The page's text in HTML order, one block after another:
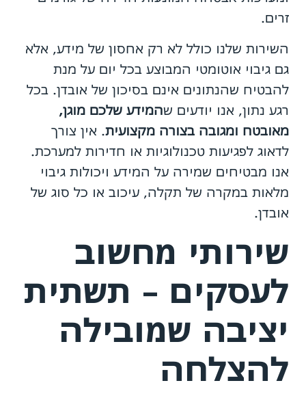
זרים.
השירות שלנו כולל לא רק אחסון של מידע, אלא
גם גיבוי אוטומטי המבוצע בכל יום על מנת
להבטיח שהנתונים אינם בסיכון של אובדן. בכל
רגע נתון, אנו יודעים שהמידע שלכם מוגן,
מאובטח ומגובה בצורה מקצועית. אין צורך
לדאוג לפגיעות טכנולוגיות או חדירות למערכת.
אנו מבטיחים שמירה על המידע ויכולות גיבוי
מלאות במקרה של תקלה, עיכוב או כל סוג של
אובדן.
שירותי מחשוב
לעסקים – תשתית
יציבה שמובילה
להצלחה